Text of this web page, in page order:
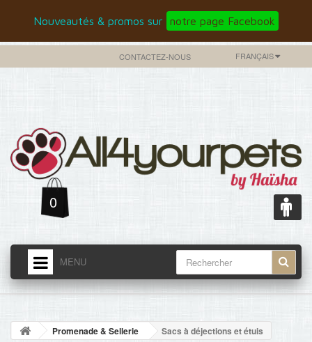
Nouveautés & promos sur notre page Facebook
FRANÇAIS
CONTACTEZ-NOUS
0
MENU
ACCUEIL
NOUVELLES
Promenade & Sellerie Sacs à déjections et étuis